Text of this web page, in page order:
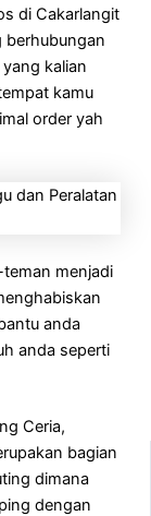
di Cakarlangit
berhubungan
kalian
kamu
order yah
menjadi
anda
anda seperti
Ceria,
bagian
dimana
dengan